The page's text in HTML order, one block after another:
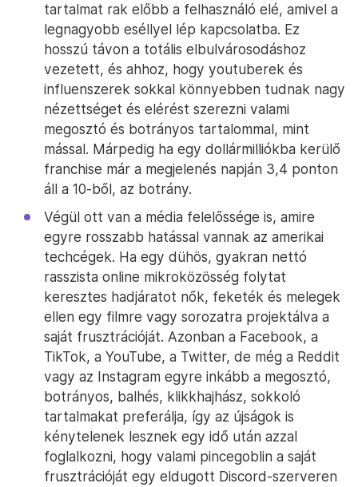
tartalmat rak előbb a felhasználó elé, amivel a
legnagyobb eséllyel lép kapcsolatba. Ez
hosszú távon a totális elbulvárosodáshoz
vezetett, és ahhoz, hogy youtuberek és
influenszerek sokkal könnyebben tudnak nagy
nézettséget és elérést szerezni valami
megosztó és botrányos tartalommal, mint
mással. Márpedig ha egy dollármilliókba kerülő
franchise már a megjelenés napján 3,4 ponton
áll a 10-ből, az botrány.
Végül ott van a média felelőssége is, amire
egyre rosszabb hatással vannak az amerikai
techcégek. Ha egy dühös, gyakran nettó
rasszista online mikroközösség folytat
keresztes hadjáratot nők, feketék és melegek
ellen egy filmre vagy sorozatra projektálva a
saját frusztrációját. Azonban a Facebook, a
TikTok, a YouTube, a Twitter, de még a Reddit
vagy az Instagram egyre inkább a megosztó,
botrányos, balhés, klikkhajhász, sokkoló
tartalmakat preferálja, így az újságok is
kénytelenek lesznek egy idő után azzal
foglalkozni, hogy valami pincegoblin a saját
frusztrációját egy eldugott Discord-szerveren